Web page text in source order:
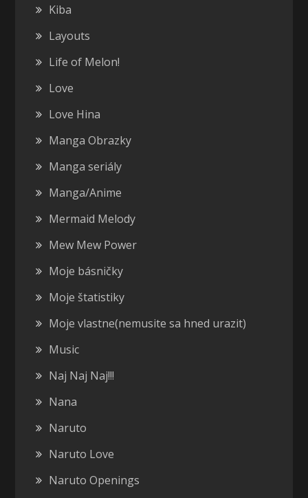
Kiba
Layouts
Life of Melon!
Love
Love Hina
Manga Obrazky
Manga seriály
Manga/Anime
Mermaid Melody
Mew Mew Power
Moje básničky
Moje štatistiky
Moje vlastne(nemusite sa hned urazit)
Music
Naj Naj Naj!!!
Nana
Naruto
Naruto Love
Naruto Openings